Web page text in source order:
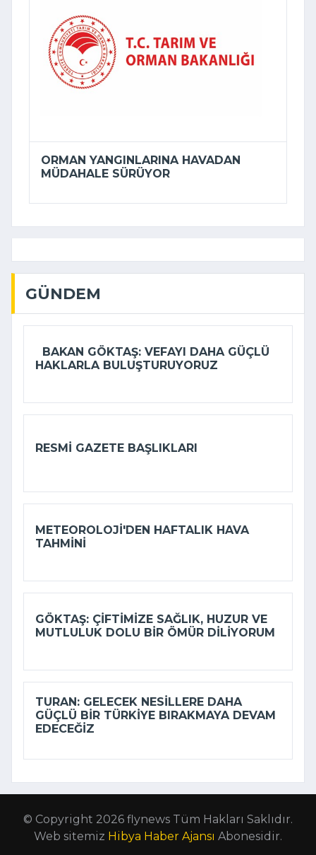
ORMAN YANGINLARINA HAVADAN
MÜDAHALE SÜRÜYOR
GÜNDEM
BAKAN GÖKTAŞ: VEFAYI DAHA GÜÇLÜ
HAKLARLA BULUŞTURUYORUZ
RESMI GAZETE BAŞLIKLARI
METEOROLOJI'DEN HAFTALIK HAVA
TAHMINI
GÖKTAŞ: ÇIFTIMIZE SAĞLIK, HUZUR VE
MUTLULUK DOLU BIR ÖMÜR DILIYORUM
TURAN: GELECEK NESILLERE DAHA
GÜÇLÜ BIR TÜRKIYE BIRAKMAYA DEVAM
EDECEĞIZ
© Copyright 2026 flynews Tüm Hakları Saklıdır.
Web sitemiz Hibya Haber Ajansı Abonesidir.